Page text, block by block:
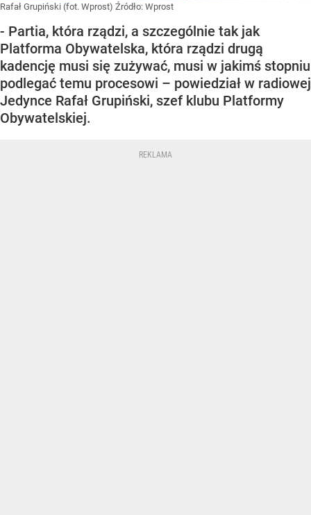
Rafał Grupiński (fot. Wprost) Źródło: Wprost
- Partia, która rządzi, a szczególnie tak jak
Platforma Obywatelska, która rządzi drugą
kadencję musi się zużywać, musi w jakimś stopniu
podlegać temu procesowi – powiedział w radiowej
Jedynce Rafał Grupiński, szef klubu Platformy
Obywatelskiej.